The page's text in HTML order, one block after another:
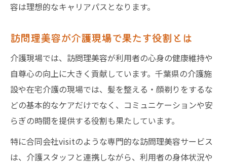
容は理想的なキャリアパスとなります。
訪問理美容が介護現場で果たす役割とは
介護現場では、訪問理美容が利用者の心身の健康維持や
自尊心の向上に大きく貢献しています。千葉県の介護施
設や在宅介護の現場では、髪を整える・顔剃りをするな
どの基本的なケアだけでなく、コミュニケーションや安
らぎの時間を提供する役割も果たしています。
特に合同会社visitのような専門的な訪問理美容サービス
は、介護スタッフと連携しながら、利用者の身体状況や